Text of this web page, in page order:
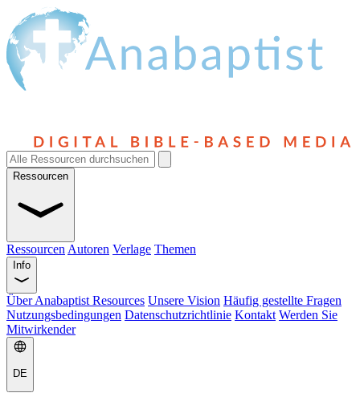
Ressourcen
Ressourcen Autoren Verlage Themen
Info
Über Anabaptist Resources Unsere Vision Häufig gestellte Fragen
Nutzungsbedingungen Datenschutzrichtlinie Kontakt Werden Sie
Mitwirkender
DE